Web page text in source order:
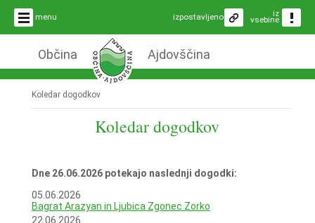
menu iz
vsebine
izpostavljeno
Občina Ajdovščina
Koledar dogodkov
Koledar dogodkov
Dne 26.06.2026 potekajo naslednji dogodki:
05.06.2026
Bagrat Arazyan in Ljubica Zgonec Zorko
22.06.2026